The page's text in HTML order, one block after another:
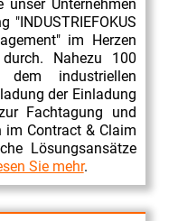
Unternehmen
im Herzen
Nahezu 100
industriellen
der Einladung
Fachtagung und
im Contract & Claim
Lösungsansätze
Sie mehr.